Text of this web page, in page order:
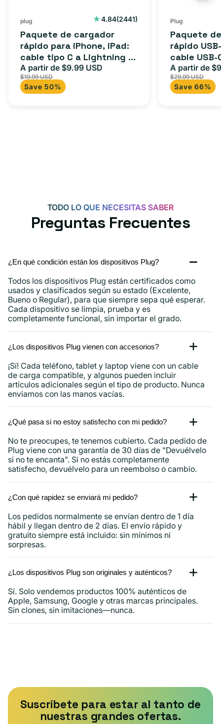
plug 4.84(2441)
2441
Paquete de cargador
rápido para iPhone, iPad:
cable tipo C a Lightning (1
m) + adaptador tipo C
Precio
de
oferta
A partir de $9.99 USD
$19.99 USD
Save 50%
Plug
Paquete
rápido
cable USB-
adaptador
para
iPad y más.
Precio
de
oferta
A partir de
$29.99 USD
Save 66%
TODO LO QUE NECESITAS SABER
Preguntas Frecuentes
¿En qué condición están los dispositivos Plug?
Todos los dispositivos Plug están certificados como
usados ​​y clasificados según su estado (Excelente,
Bueno o Regular), para que siempre sepa qué esperar.
Cada dispositivo se limpia, prueba y es
completamente funcional, sin importar el grado.
¿Los dispositivos Plug vienen con accesorios?
¡Sí! Cada teléfono, tablet y laptop viene con un cable
de carga compatible, y algunos pueden incluir
artículos adicionales según el tipo de producto. Nunca
enviamos con las manos vacías.
¿Qué pasa si no estoy satisfecho con mi pedido?
No te preocupes, te tenemos cubierto. Cada pedido de
Plug viene con una garantía de 30 días de "Devuélvelo
si no te encanta". Si no estás completamente
satisfecho, devuélvelo para un reembolso o cambio.
¿Con qué rapidez se enviará mi pedido?
Los pedidos normalmente se envían dentro de 1 día
hábil y llegan dentro de 2 días. El envío rápido y
gratuito siempre está incluido: sin mínimos ni
sorpresas.
¿Los dispositivos Plug son originales y auténticos?
Sí. Solo vendemos productos 100% auténticos de
Apple, Samsung, Google y otras marcas principales.
Sin clones, sin imitaciones—nunca.
Suscríbete para estar al tanto de
nuestras grandes ofertas.